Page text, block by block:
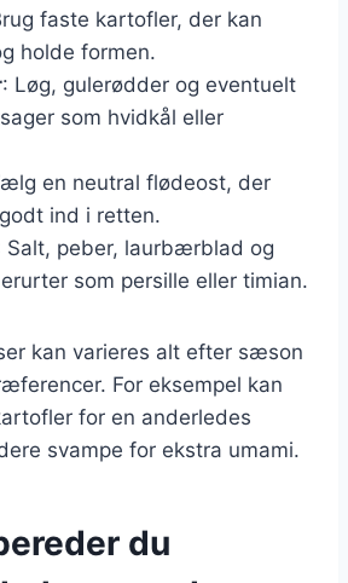
faste kartofler, der kan
holde formen.
: Løg, gulerødder og eventuelt
som hvidkål eller
en neutral flødeost, der
ind i retten.
Salt, peber, laurbærblad og
som persille eller timian.
kan varieres alt efter sæson
For eksempel kan
for en anderledes
svampe for ekstra umami.
du